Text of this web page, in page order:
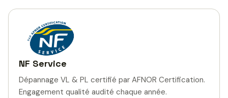
NF Service
Dépannage VL & PL certifié par AFNOR Certification.
Engagement qualité audité chaque année.